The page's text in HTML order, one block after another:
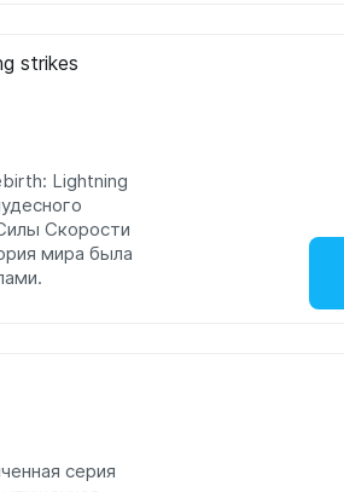
strikes
Lightning
Скорости
мира была
серия